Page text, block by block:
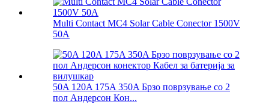
Multi Contact MC4 Solar Cable Conector 1500V
50A
50A 120A 175A 350A Брзо поврзување со 2
пол Андерсон Кон...